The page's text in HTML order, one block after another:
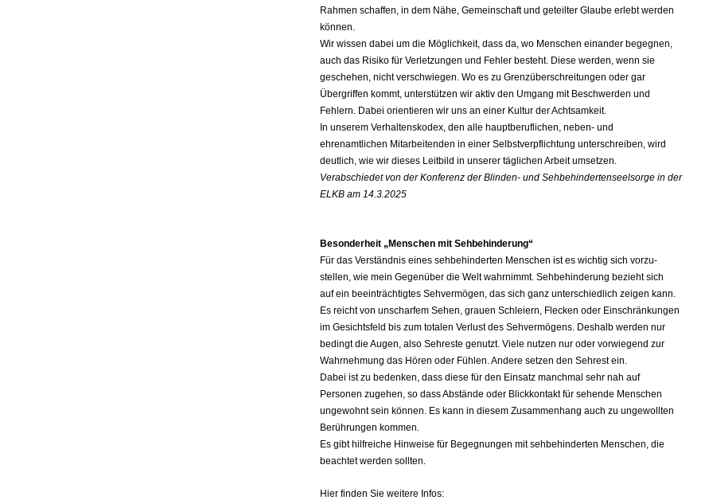
Rahmen schaffen, in dem Nähe, Gemeinschaft und geteilter Glaube erlebt werden
können.
Wir wissen dabei um die Möglichkeit, dass da, wo Menschen einander begegnen,
auch das Risiko für Verletzungen und Fehler besteht. Diese werden, wenn sie
geschehen, nicht verschwiegen. Wo es zu Grenzüberschreitungen oder gar
Übergriffen kommt, unterstützen wir aktiv den Umgang mit Beschwerden und
Fehlern. Dabei orientieren wir uns an einer Kultur der Achtsamkeit.
In unserem Verhaltenskodex, den alle hauptberuflichen, neben- und
ehrenamtlichen Mitarbeitenden in einer Selbstverpflichtung unterschreiben, wird
deutlich, wie wir dieses Leitbild in unserer täglichen Arbeit umsetzen.
Verabschiedet von der Konferenz der Blinden- und Sehbehindertenseelsorge in der
ELKB am 14.3.2025
Besonderheit „Menschen mit Sehbehinderung“
Für das Verständnis eines sehbehinderten Menschen ist es wichtig sich vorzu-
stellen, wie mein Gegenüber die Welt wahrnimmt. Sehbehinderung bezieht sich
auf ein beeinträchtigtes Sehvermögen, das sich ganz unterschiedlich zeigen kann.
Es reicht von unscharfem Sehen, grauen Schleiern, Flecken oder Einschränkungen
im Gesichtsfeld bis zum totalen Verlust des Sehvermögens. Deshalb werden nur
bedingt die Augen, also Sehreste genutzt. Viele nutzen nur oder vorwiegend zur
Wahrnehmung das Hören oder Fühlen. Andere setzen den Sehrest ein.
Dabei ist zu bedenken, dass diese für den Einsatz manchmal sehr nah auf
Personen zugehen, so dass Abstände oder Blickkontakt für sehende Menschen
ungewohnt sein können. Es kann in diesem Zusammenhang auch zu ungewollten
Berührungen kommen.
Es gibt hilfreiche Hinweise für Begegnungen mit sehbehinderten Menschen, die
beachtet werden sollten.
Hier finden Sie weitere Infos: